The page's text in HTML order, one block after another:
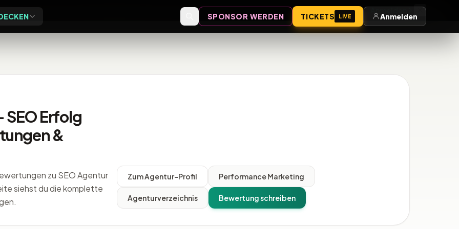
Anmelden
Speaker-Profile und Archiv
SPONSOR WERDEN TICKETS LIVE Anmelden
SEO Erfolg
&
zu SEO Agentur
siehst du die komplette
Zum Agentur-Profil Performance Marketing
Agenturverzeichnis Bewertung schreiben